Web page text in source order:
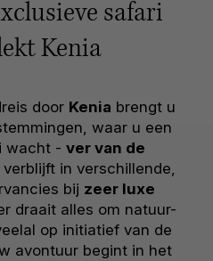
safari
Kenia
door Kenia brengt u
waar u een
wacht - ver van de
verblijft in verschillende,
bij zeer luxe
draait alles om natuur-
op initiatief van de
avontuur begint in het